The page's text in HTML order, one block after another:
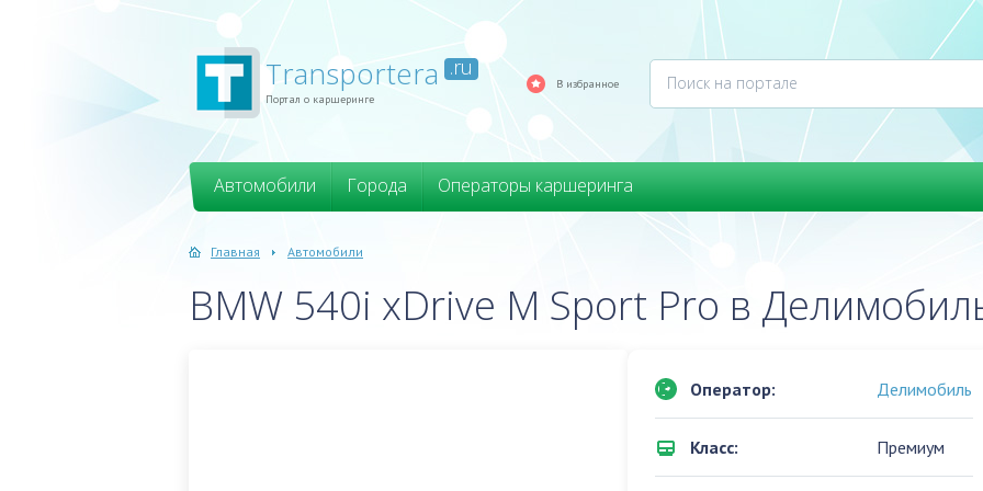
Transportera .ru
Портал о каршеринге
Автомобили Города Операторы каршеринга
В избранное
Главная Автомобили
BMW 540i xDrive M Sport Pro в
Оператор: Делимобиль
Класс: Премиум